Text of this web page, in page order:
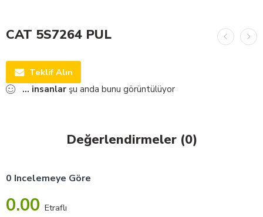
CAT 5S7264 PUL
Teklif Alın
... insanlar şu anda bunu görüntülüyor
Değerlendirmeler (0)
0 Incelemeye Göre
0.00 Etraflı